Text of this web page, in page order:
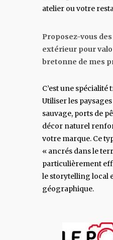
atelier ou votre
Proposez-vous
extérieur pour
bretonne de mes
C’est une spécialité
Utiliser les
sauvage, ports de
décor naturel
votre marque. Ce
« ancrés dans le
particulièrement
le storytelling local
géographique.